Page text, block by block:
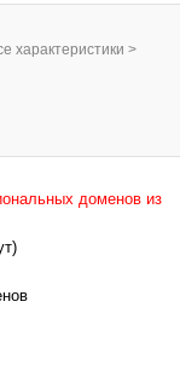
характеристики >
доменов из